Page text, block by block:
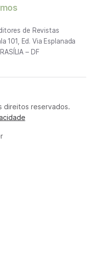
de Revistas
101, Ed. Via Esplanada
– DF
direitos reservados.